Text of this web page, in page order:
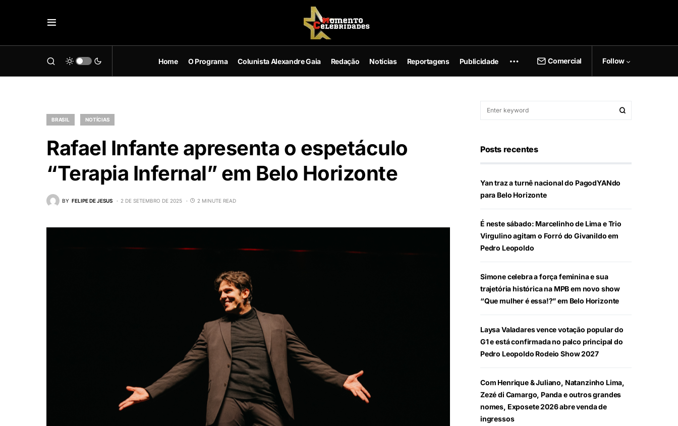
Home O Programa Colunista Alexandre Gaia Redação Notícias Reportagens Publicidade Comercial Follow
BRASIL NOTÍCIAS
Rafael Infante apresenta o espetáculo
“Terapia Infernal” em Belo Horizonte
BY FELIPE DE JESUS 2 DE SETEMBRO DE 2025 2 MINUTE READ
Posts recentes
Yan traz a turnê nacional do PagodYANdo
para Belo Horizonte
É neste sábado: Marcelinho de Lima e Trio
Virgulino agitam o Forró do Givanildo em
Pedro Leopoldo
Simone celebra a força feminina e sua
trajetória histórica na MPB em novo show
“Que mulher é essa!?” em Belo Horizonte
Laysa Valadares vence votação popular do
G1 e está confirmada no palco principal do
Pedro Leopoldo Rodeio Show 2027
Com Henrique & Juliano, Natanzinho Lima,
Zezé di Camargo, Panda e outros grandes
nomes, Exposete 2026 abre venda de
ingressos